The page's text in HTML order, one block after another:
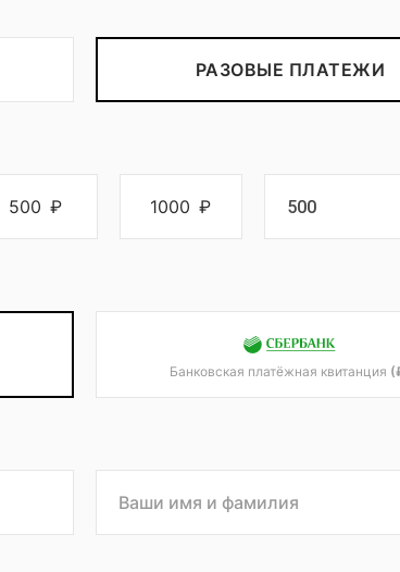
РАЗОВЫЕ ПЛАТЕЖИ
500 ₽ 1000 ₽
Банковская платёжная квитанция